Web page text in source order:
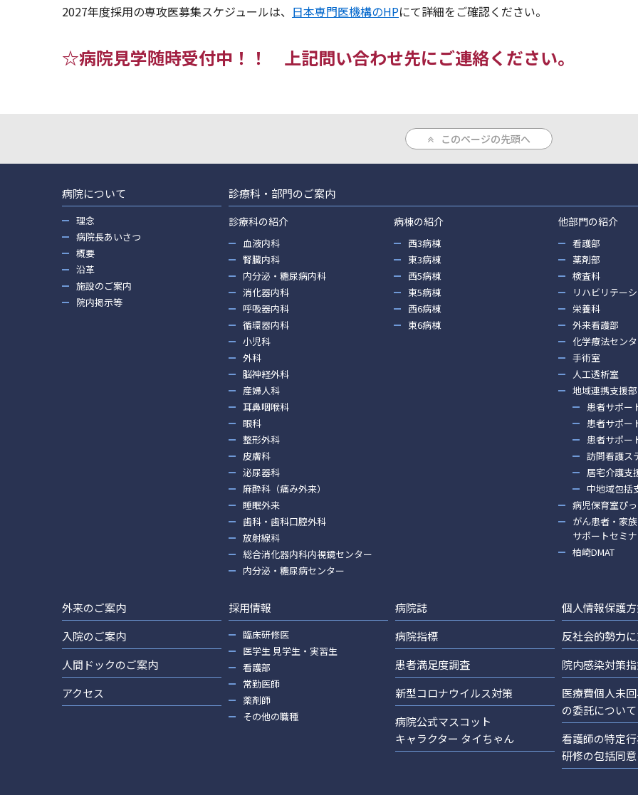
2027年度採用の専攻医募集スケジュールは、 日本専門医機構のHPにて詳細をご確認ください。
☆病院見学随時受付中！！ 上記問い合わせ先にご連絡ください。
このページの先頭へ
病院について
理念
病院長あいさつ
概要
沿革
施設のご案内
院内掲示等
診療科・部門のご案内
診療科の紹介
血液内科
腎臓内科
内分泌・糖尿病内科
消化器内科
呼吸器内科
循環器内科
小児科
外科
脳神経外科
産婦人科
耳鼻咽喉科
眼科
整形外科
皮膚科
泌尿器科
麻酔科（痛み外来）
睡眠外来
歯科・歯科口腔外科
放射線科
総合消化器内科内視鏡センター
内分泌・糖尿病センター
病棟の紹介
西3病棟
東3病棟
西5病棟
東5病棟
西6病棟
東6病棟
他部門の紹介
看護部
薬剤部
検査科
リハビリテー
栄養科
外来看護部
化学療法セン
手術室
人工透析室
地域連携支援部
患者サポー
患者サポー
患者サポー
訪問看護ス
居宅介護支
中地域包括
病児保育室ぴ
がん患者・家
サポートセミ
柏崎DMAT
外来のご案内
入院のご案内
人間ドックのご案内
アクセス
採用情報
臨床研修医
医学生 見学生・実習生
看護部
常勤医師
薬剤師
その他の職種
病院誌
病院指標
患者満足度調査
新型コロナウイルス対策
病院公式マスコット
キャラクター タイちゃん
個人情報保護
反社会的勢力
院内感染対策
医療費個人未
の委託について
看護師の特定
研修の包括同